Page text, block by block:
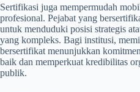
Sertifikasi juga mempermudah
profesional. Pejabat yang
untuk menduduki posisi strategis
yang kompleks. Bagi institusi,
bersertifikat menunjukkan
baik dan memperkuat kredibilitas
publik.